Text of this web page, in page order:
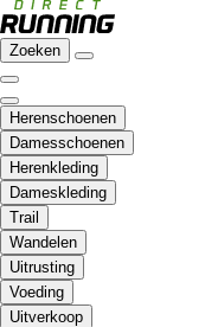
Zoeken
Herenschoenen
Damesschoenen
Herenkleding
Dameskleding
Trail
Wandelen
Uitrusting
Voeding
Uitverkoop